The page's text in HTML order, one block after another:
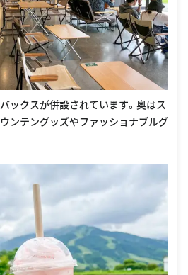
ックスが併設されています。奥はス
ンテングッズやファッショナブルグ